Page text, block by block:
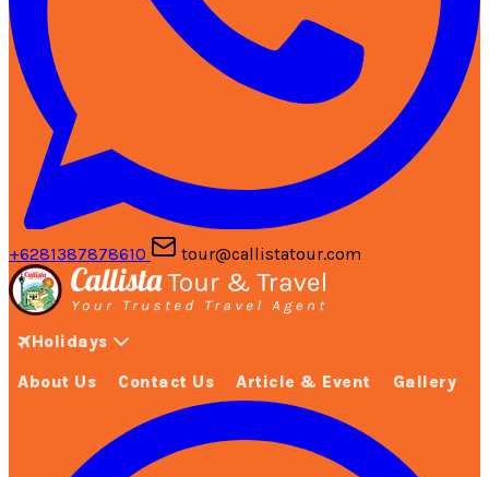
+6281387878610 tour@callistatour.com
Holidays
About Us Contact Us Article & Event Gallery